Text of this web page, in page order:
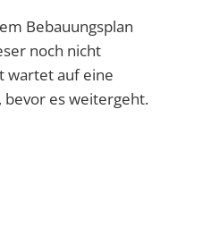
Bebauungsplan
noch nicht
wartet auf eine
bevor es weitergeht.